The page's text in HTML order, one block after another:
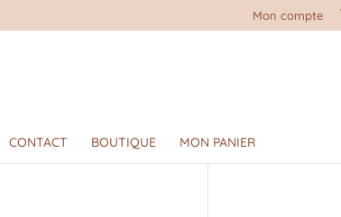
Mon compte
CONTACT BOUTIQUE MON PANIER